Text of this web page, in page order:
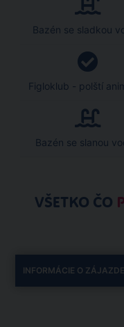
Bazén se sladkou
Figloklub - polští
Bazén se slanou
VŠETKO ČO
INFORMÁCIE O ZÁJAZDE